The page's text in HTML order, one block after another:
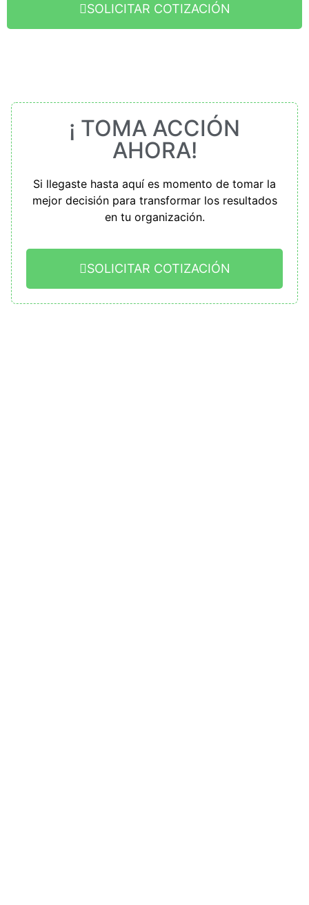
SOLICITAR COTIZACIÓN
¡ TOMA ACCIÓN
AHORA!
Si llegaste hasta aquí es momento de tomar la
mejor decisión para transformar los resultados
en tu organización.
SOLICITAR COTIZACIÓN